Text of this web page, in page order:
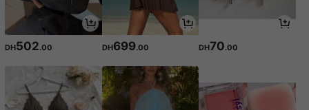
DH502.00 DH699.00 DH70.00